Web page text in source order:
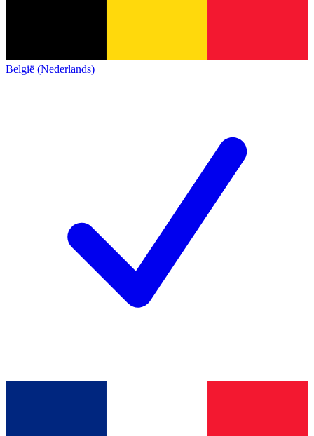
België (Nederlands)